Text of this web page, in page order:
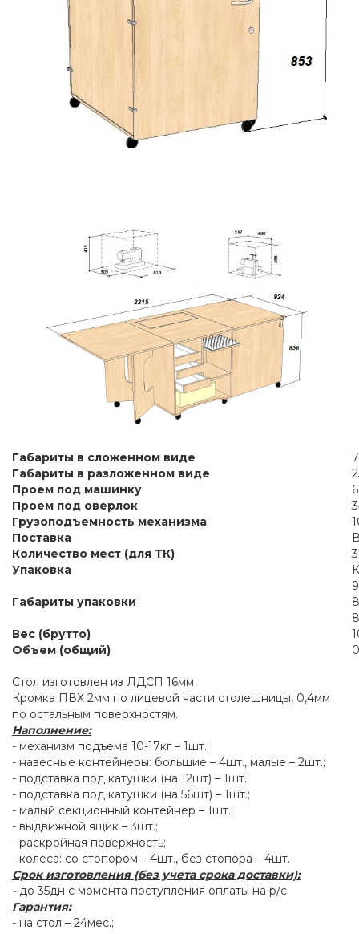
Габариты в сложенном виде
Габариты в разложенном виде
Проем под машинку
Проем под оверлок
Грузоподъемность механизма
Поставка
Количество мест (для ТК)
3
Упаковка
Габариты упаковки
Вес (брутто)
Объем (общий)
Стол изготовлен из ЛДСП 16мм
Кромка ПВХ 2мм по лицевой части столешницы, 0,4мм
по остальным поверхностям.
Наполнение:
- механизм подъема 10-17кг – 1шт.;
- навесные контейнеры: большие – 4шт., малые – 2шт.;
- подставка под катушки (на 12шт) – 1шт.;
- подставка под катушки (на 56шт) – 1шт.;
- малый секционный контейнер – 1шт.;
- выдвижной ящик – 3шт.;
- раскройная поверхность;
- колеса: со стопором – 4шт., без стопора – 4шт.
Срок изготовления (без учета срока доставки):
- до 35дн с момента поступления оплаты на р/с
Гарантия:
- на стол – 24мес.;